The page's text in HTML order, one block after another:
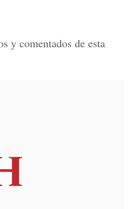
y comentados de esta